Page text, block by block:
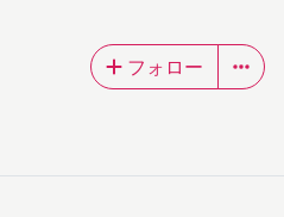
フォロー